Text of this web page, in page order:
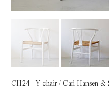
CH24 - Y chair / Carl Hansen &